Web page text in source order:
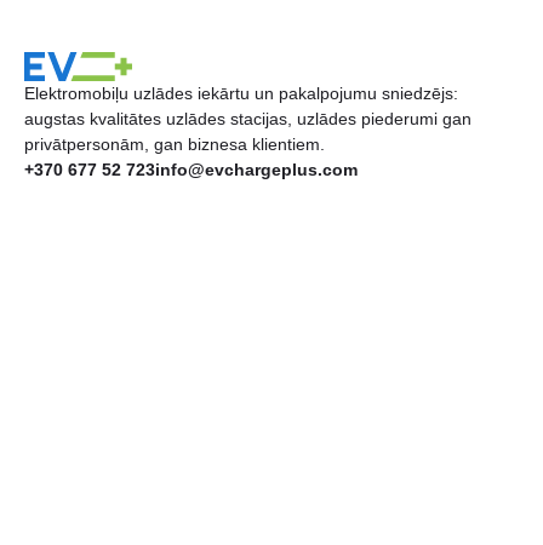
Elektromobiļu uzlādes iekārtu un pakalpojumu sniedzējs:
augstas kvalitātes uzlādes stacijas, uzlādes piederumi gan
privātpersonām, gan biznesa klientiem.
+370 677 52 723info@evchargeplus.com